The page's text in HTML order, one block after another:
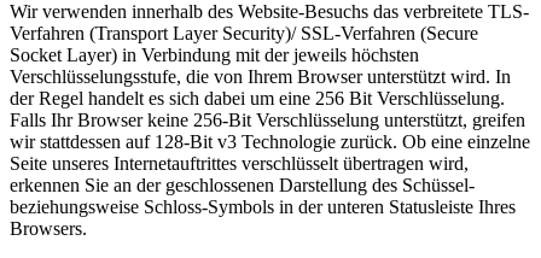
Wir verwenden innerhalb des Website-Besuchs das verbreitete TLS-
Verfahren (Transport Layer Security)/ SSL-Verfahren (Secure
Socket Layer) in Verbindung mit der jeweils höchsten
Verschlüsselungsstufe, die von Ihrem Browser unterstützt wird. In
der Regel handelt es sich dabei um eine 256 Bit Verschlüsselung.
Falls Ihr Browser keine 256-Bit Verschlüsselung unterstützt, greifen
wir stattdessen auf 128-Bit v3 Technologie zurück. Ob eine einzelne
Seite unseres Internetauftrittes verschlüsselt übertragen wird,
erkennen Sie an der geschlossenen Darstellung des Schüssel-
beziehungsweise Schloss-Symbols in der unteren Statusleiste Ihres
Browsers.